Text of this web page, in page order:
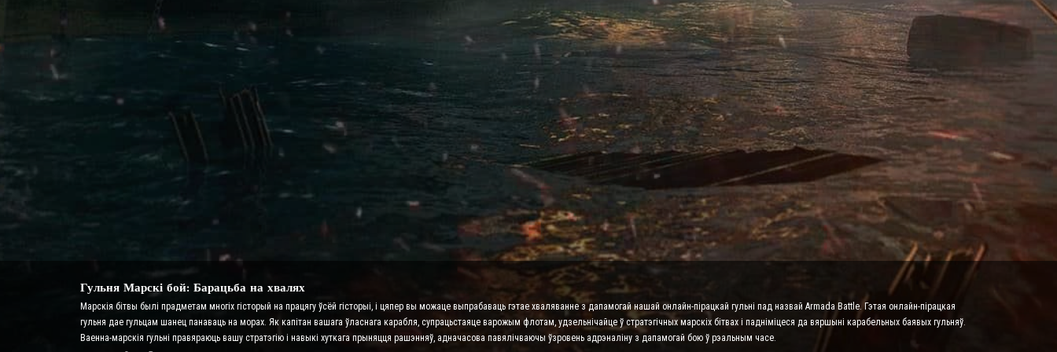
Гульня Марскі бой: Барацьба на хвалях
Марскія бітвы былі прадметам многіх гісторый на працягу ўсёй гісторыі, і цяпер вы можаце выпрабаваць гэтае хваляванне з дапамогай нашай онлайн-пірацкай гульні пад назвай Armada Battle. Гэтая онлайн-пірацкая
гульня дае гульцам шанец панаваць на морах. Як капітан вашага ўласнага карабля, супрацьстаяце варожым флотам, удзельнічайце ў стратэгічных марскіх бітвах і падніміцеся да вяршыні карабельных баявых гульняў.
Ваенна-марскія гульні правяраюць вашу стратэгію і навыкі хуткага прыняцця рашэнняў, адначасова павялічваючы ўзровень адрэналіну з дапамогай бою ў рэальным часе.